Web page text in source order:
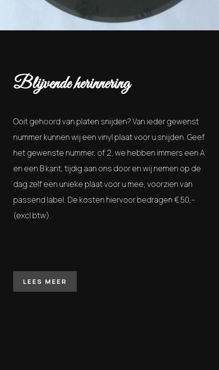
Blijvende herinnering
Ooit gehoord van platen snijden? Van ieder gewenst
nummer kunnen wij een vinyl plaat voor u snijden. Geef
het gewenste nummer, of 2, we hebben immers een A
en een B kant, tijdig aan ons door en wij nemen op de
dag zelf een unieke plaat voor u mee, voorzien van
passend label. De kosten hiervoor bedragen € 50,--
(excl btw).
LEES MEER